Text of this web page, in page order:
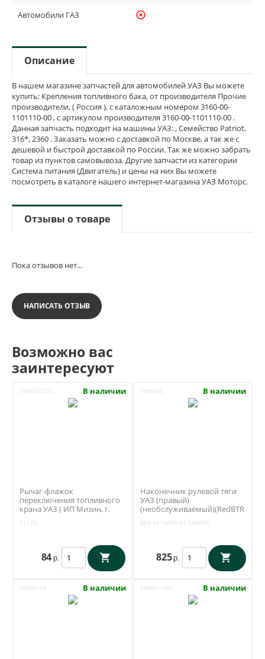
Автомобили ГАЗ highlight_off
Описание
В нашем магазине запчастей для автомобилей УАЗ Вы можете
купить: Крепления топливного бака, от производителя Прочие
производители, ( Россия ), с каталожным номером 3160-00-
1101110-00 , с артикулом производителя 3160-00-1101110-00 .
Данная запчасть подходит на машины УАЗ: , Семейство Patriot,
316*, 2360 . Заказать можно с доставкой по Москве, а так же с
дешевой и быстрой доставкой по России. Так же можно забрать
товар из пунктов самовывоза. Другие запчасти из категории
Система питания (Двигатель) и цены на них Вы можете
посмотреть в каталоге нашего интернет-магазина УАЗ Моторс.
Отзывы о товаре
Пока отзывов нет...
НАПИСАТЬ ОТЗЫВ
Возможно вас
заинтересуют
УМ0021223 В наличии
Рычаг-флажок
переключения топливного
крана УАЗ ( ИП Мизин, г.
11120
84 р.
УМ0035 В наличии
Наконечник рулевой тяги
УАЗ (правый)
(необслуживаемый)(RedBTR
469-3414056-01 554698
825 р.
УМ00579 В наличии УМ0011081 В наличии